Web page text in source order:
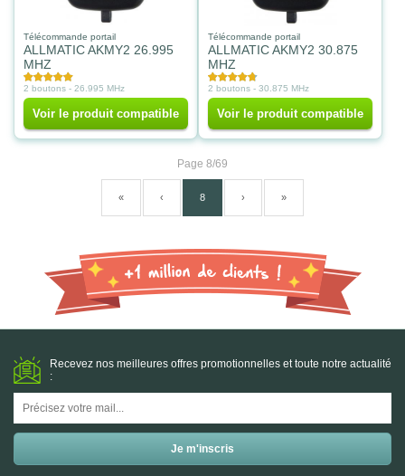
Télécommande portail
ALLMATIC AKMY2 26.995
MHZ
2 boutons - 26.995 MHz
Voir le produit compatible
Télécommande portail
ALLMATIC AKMY2 30.875
MHZ
2 boutons - 30.875 MHz
Voir le produit compatible
Page 8/69
« ‹ 8 › »
Recevez nos meilleures offres promotionnelles et toute notre actualité
: